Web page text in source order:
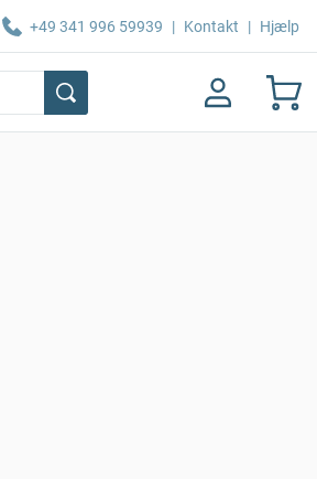
+49 341 996 59939 | Kontakt | Hjælp